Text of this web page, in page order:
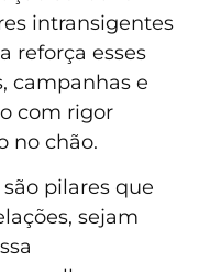
intransigentes
reforça esses
campanhas e
com rigor
no chão.
pilares que
sejam